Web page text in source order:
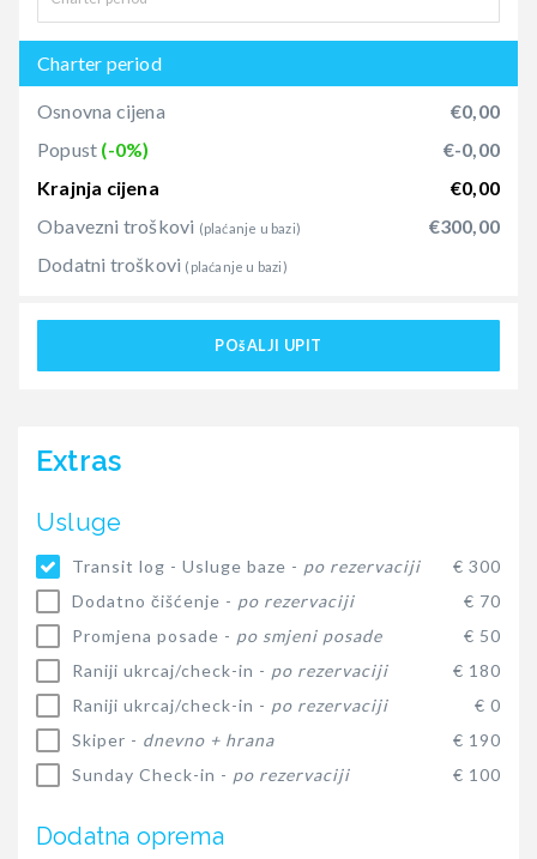
Charter period
Osnovna cijena
€0,00
Popust (-0%)
€-0,00
Krajnja cijena
€0,00
Obavezni troškovi (plaćanje u bazi)
€300,00
Dodatni troškovi (plaćanje u bazi)
POšALJI UPIT
Extras
Usluge
Transit log - Usluge baze - po rezervaciji
€ 300
Dodatno čišćenje - po rezervaciji
€ 70
Promjena posade - po smjeni posade
€ 50
Raniji ukrcaj/check-in - po rezervaciji
€ 180
Raniji ukrcaj/check-in - po rezervaciji
€ 0
Skiper - dnevno + hrana
€ 190
Sunday Check-in - po rezervaciji € 100
Dodatna oprema